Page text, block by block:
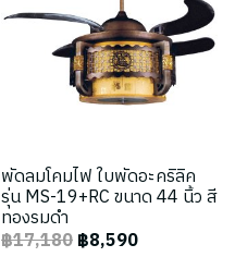
พัดลมโคมไฟ ใบพัดอะคริลิค
รุ่น MS-19+RC ขนาด 44 นิ้ว สี
ทองรมดำ
฿17,180฿8,590